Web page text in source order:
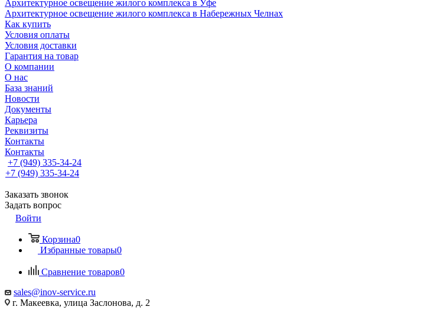
Архитектурное освещение жилого комплекса в Уфе
Архитектурное освещение жилого комплекса в Набережных Челнах
Как купить
Условия оплаты
Условия доставки
Гарантия на товар
О компании
О нас
База знаний
Новости
Документы
Карьера
Реквизиты
Контакты
Контакты
+7 (949) 335-34-24
+7 (949) 335-34-24
Заказать звонок
Задать вопрос
Войти
Корзина0
Избранные товары0
Сравнение товаров0
sales@inov-service.ru
г. Макеевка, улица Заслонова, д. 2